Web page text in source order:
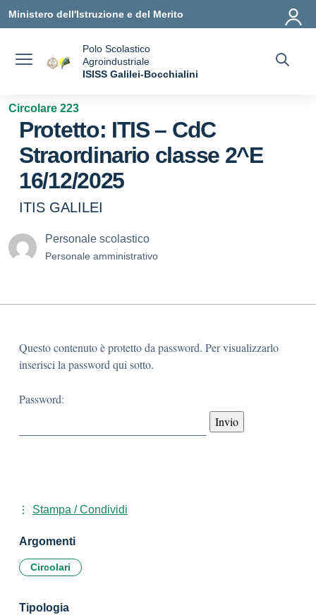
Ministero dell'Istruzione e del Merito
Polo Scolastico
Agroindustriale
ISISS Galilei-Bocchialini
Circolare 223
Protetto: ITIS – CdC
Straordinario classe 2^E
16/12/2025
ITIS GALILEI
Personale scolastico
Personale amministrativo
Questo contenuto è protetto da password. Per visualizzarlo
inserisci la password qui sotto.
Password:
Stampa / Condividi
Argomenti
Circolari
Tipologia